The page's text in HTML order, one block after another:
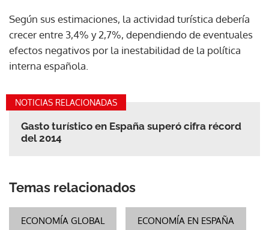
Según sus estimaciones, la actividad turística debería
crecer entre 3,4% y 2,7%, dependiendo de eventuales
efectos negativos por la inestabilidad de la política
interna española.
NOTICIAS RELACIONADAS
Gasto turístico en España superó cifra récord
del 2014
Temas relacionados
ECONOMÍA GLOBAL ECONOMÍA EN ESPAÑA